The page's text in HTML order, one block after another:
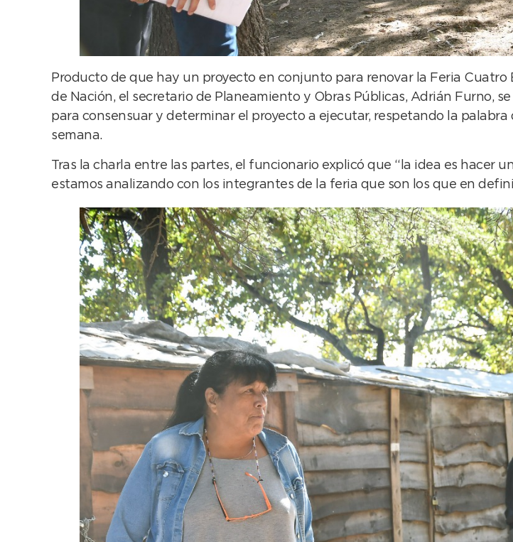
Producto de que hay un proyecto en conjunto para renovar la Feria
de Nación, el secretario de Planeamiento y Obras Públicas, Adrián Furno,
para consensuar y determinar el proyecto a ejecutar, respetando la
semana.
Tras la charla entre las partes, el funcionario explicó que “la idea es hacer
estamos analizando con los integrantes de la feria que son los que en